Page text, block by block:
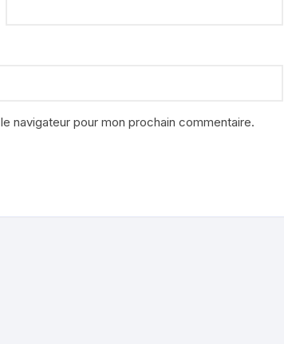
navigateur pour mon prochain commentaire.